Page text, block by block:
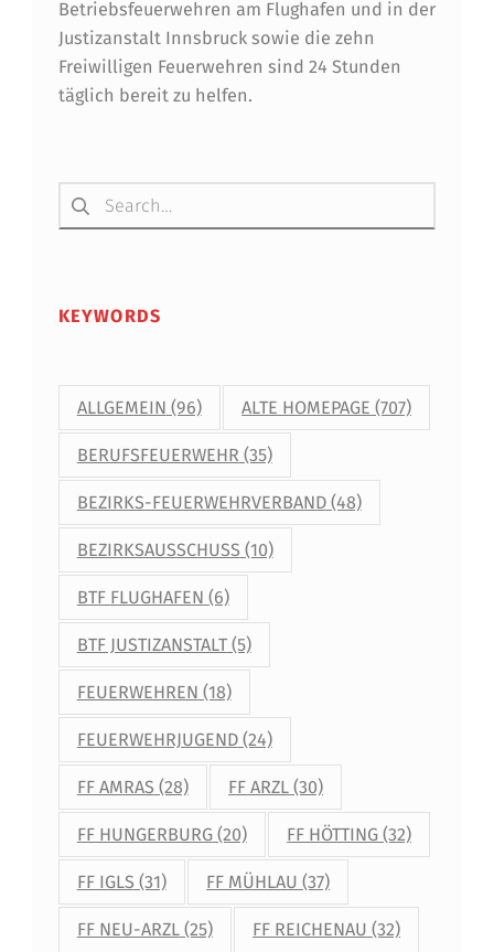
Betriebsfeuerwehren am Flughafen und in der
Justizanstalt Innsbruck sowie die zehn
Freiwilligen Feuerwehren sind 24 Stunden
täglich bereit zu helfen.
Suchen nach:
KEYWORDS
ALLGEMEIN (96) ALTE HOMEPAGE (707)
BERUFSFEUERWEHR (35)
BEZIRKS-FEUERWEHRVERBAND(48)
BEZIRKSAUSSCHUSS (10)
BTF FLUGHAFEN (6)
BTF JUSTIZANSTALT(5)
FEUERWEHREN (18)
FEUERWEHRJUGEND(24)
FF AMRAS (28) FF ARZL (30)
FF HUNGERBURG(20) FF HÖTTING (32)
FF IGLS (31) FF MÜHLAU (37)
FF NEU-ARZL(25) FF REICHENAU (32)